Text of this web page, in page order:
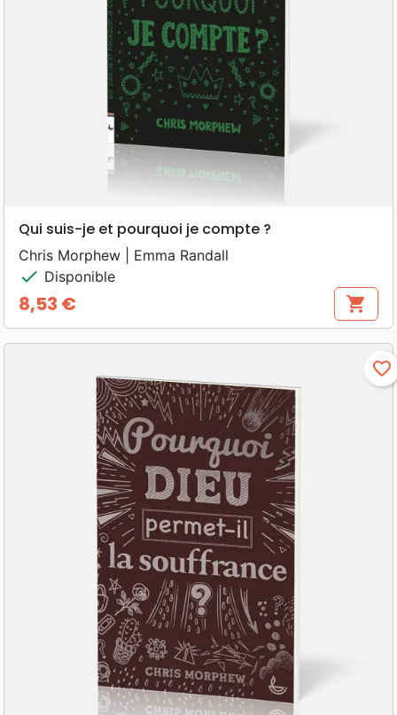
Qui suis-je et pourquoi je compte ?
Chris Morphew | Emma Randall
check Disponible
Prix
8,53 € shopping_cart
favorite_border